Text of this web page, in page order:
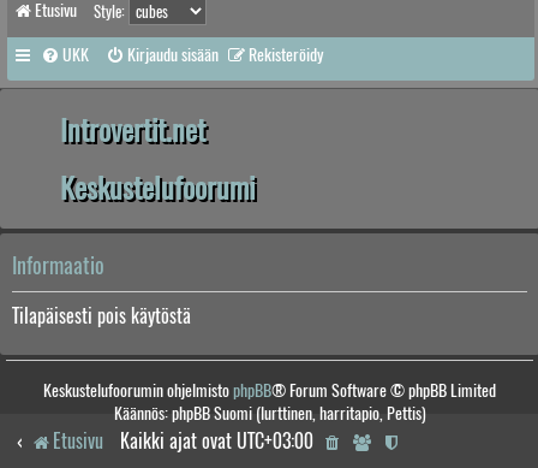
Etusivu Style:
UKK Kirjaudu sisään Rekisteröidy
Introvertit.net
Keskustelufoorumi
Informaatio
Tilapäisesti pois käytöstä
Keskustelufoorumin ohjelmistophpBB® Forum Software © phpBB Limited
Käännös: phpBB Suomi (lurttinen, harritapio, Pettis)
Etusivu Kaikki ajat ovat UTC+03:00